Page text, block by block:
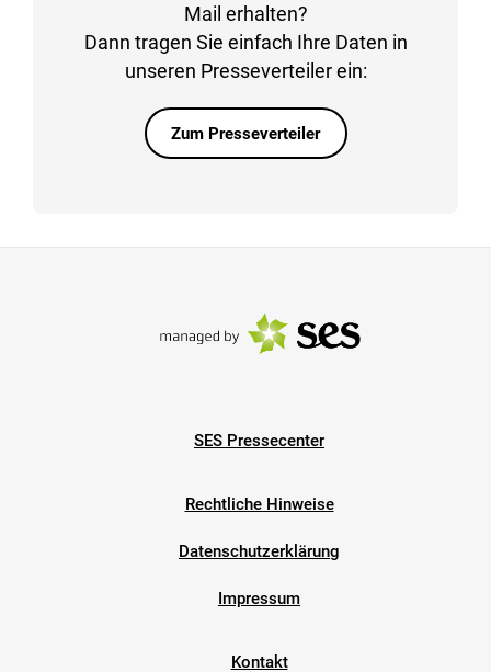
Mail erhalten?
Dann tragen Sie einfach Ihre Daten in
unseren Presseverteiler ein:
Zum Presseverteiler
SES Pressecenter
Rechtliche Hinweise
Datenschutzerklärung
Impressum
Kontakt